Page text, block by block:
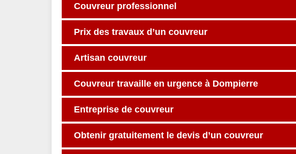
Couvreur professionnel
Prix des travaux d’un couvreur
Artisan couvreur
Couvreur travaille en urgence à Dompierre
Entreprise de couvreur
Obtenir gratuitement le devis d’un couvreur